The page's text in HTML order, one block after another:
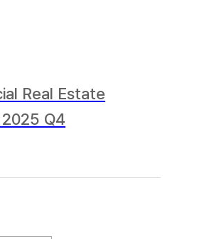
Real Estate
Q4